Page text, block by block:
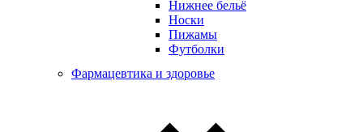
Нижнее бельё
Носки
Пижамы
Футболки
Фармацевтика и здоровье